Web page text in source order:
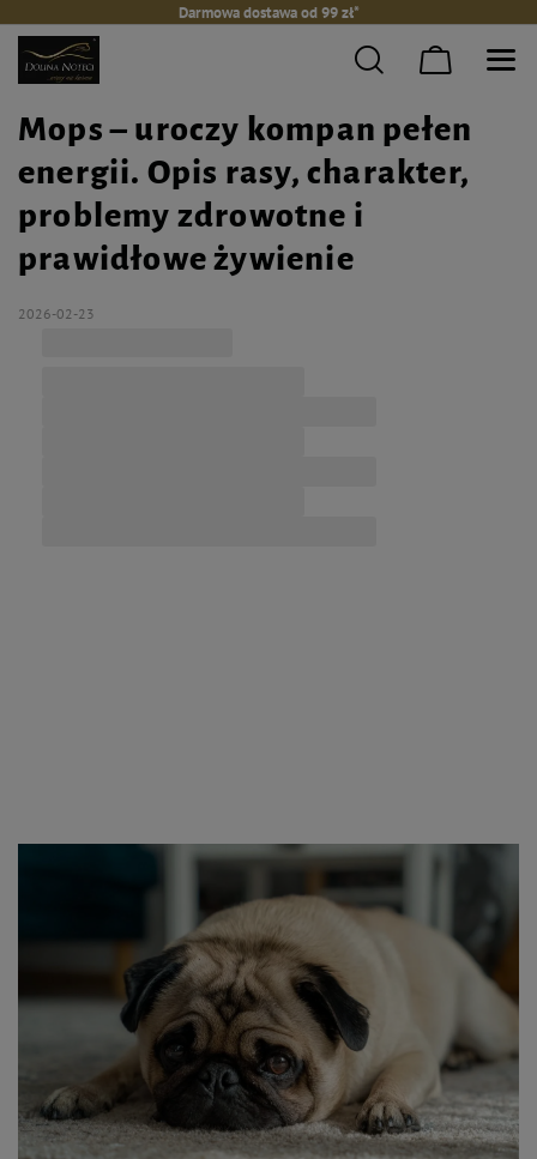
Darmowa dostawa od 99 zł*
Mops – uroczy kompan pełen
energii. Opis rasy, charakter,
problemy zdrowotne i
prawidłowe żywienie
2026-02-23